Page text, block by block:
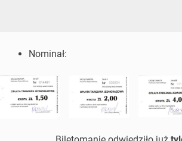
Nominał: